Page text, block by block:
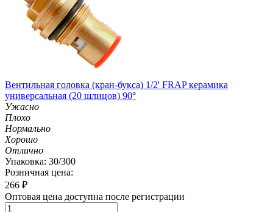
Вентильная головка (кран-букса) 1/2' FRAP керамика
универсальная (20 шлицов) 90°
Ужасно
Плохо
Нормально
Хорошо
Отлично
Упаковка: 30/300
Розничная цена:
266 ₽
Оптовая цена доступна после регистрации